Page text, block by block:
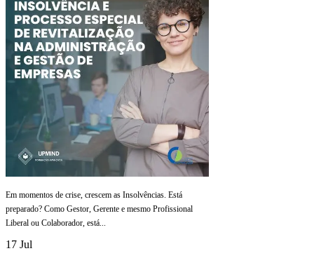
Em momentos de crise, crescem as Insolvências. Está
preparado? Como Gestor, Gerente e mesmo Profissional
Liberal ou Colaborador, está...
17 Jul